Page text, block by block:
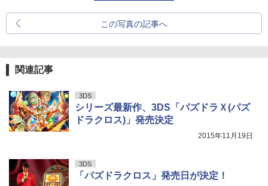
この写真の記事へ
関連記事
3DS
シリーズ最新作、3DS「パズドラＸ(パズ
ドラクロス)」発売決定
2015年11月19日
3DS
「パズドラクロス」発売日が決定！